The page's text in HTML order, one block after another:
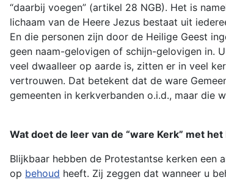
“daarbij voegen” (artikel 28 NGB). Het is
lichaam van de Heere Jezus bestaat uit
En die personen zijn door de Heilige Geest
geen naam-gelovigen of schijn-gelovigen in.
veel dwaalleer op aarde is, zitten er in veel
vertrouwen. Dat betekent dat de ware
gemeenten in kerkverbanden o.i.d., maar die
Wat doet de leer van de “ware Kerk” met
Blijkbaar hebben de Protestantse kerken een
op behoud heeft. Zij zeggen dat wanneer u